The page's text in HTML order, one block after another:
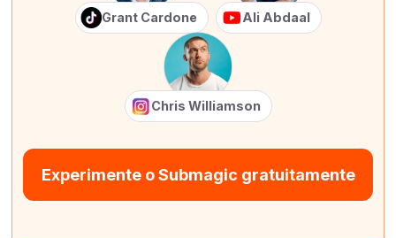
Grant Cardone Ali Abdaal
Chris Williamson
Experimente o Submagic gratuitamente